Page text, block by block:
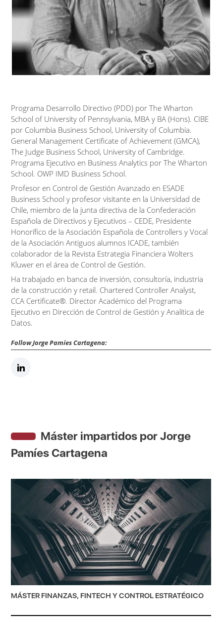
Programa Desarrollo Directivo (PDD) por The Wharton
School of University of Pennsylvania, MBA y BA (Hons). CIBE
por Columbia Business School, University of Columbia.
General Management Certificate of Achievement (GMCA),
The Judge Business School, University of Cambridge.
Programa Ejecutivo en Business Analytics por The Wharton
School. OWP IMD Business School.
Profesor en Control de Gestión Avanzado en ESADE
Business School y profesor visitante en la Universidad de
Chile, miembro de la junta directiva de la Confederación
Española de Directivos y Ejecutivos – CEDE, Presidente
Honorífico de la Asociación Española de Controllers y Vocal
de la Asociación Antiguos alumnos ICADE, también
colaborador de la Revista Estrategia Financiera Wolters
Kluwer en el área de Control de Gestión.
Ha trabajado en banca de inversión, consultoría, industria
de la construcción y retail. Chartered Controller Analyst,
CCA Certificate®. Director Académico del Programa
Ejecutivo en Dirección de Control de Gestión y Analítica de
Datos.
Follow Jorge Pamíes Cartagena:
Máster impartidos por Jorge
Pamíes Cartagena
MÁSTER FINANZAS, FINTECH Y CONTROL ESTRATÉGICO